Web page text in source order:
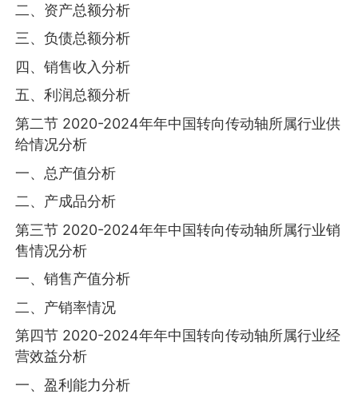
二、资产总额分析
三、负债总额分析
四、销售收入分析
五、利润总额分析
第二节 2020-2024年年中国转向传动轴所属行业供
给情况分析
一、总产值分析
二、产成品分析
第三节 2020-2024年年中国转向传动轴所属行业销
售情况分析
一、销售产值分析
二、产销率情况
第四节 2020-2024年年中国转向传动轴所属行业经
营效益分析
一、盈利能力分析